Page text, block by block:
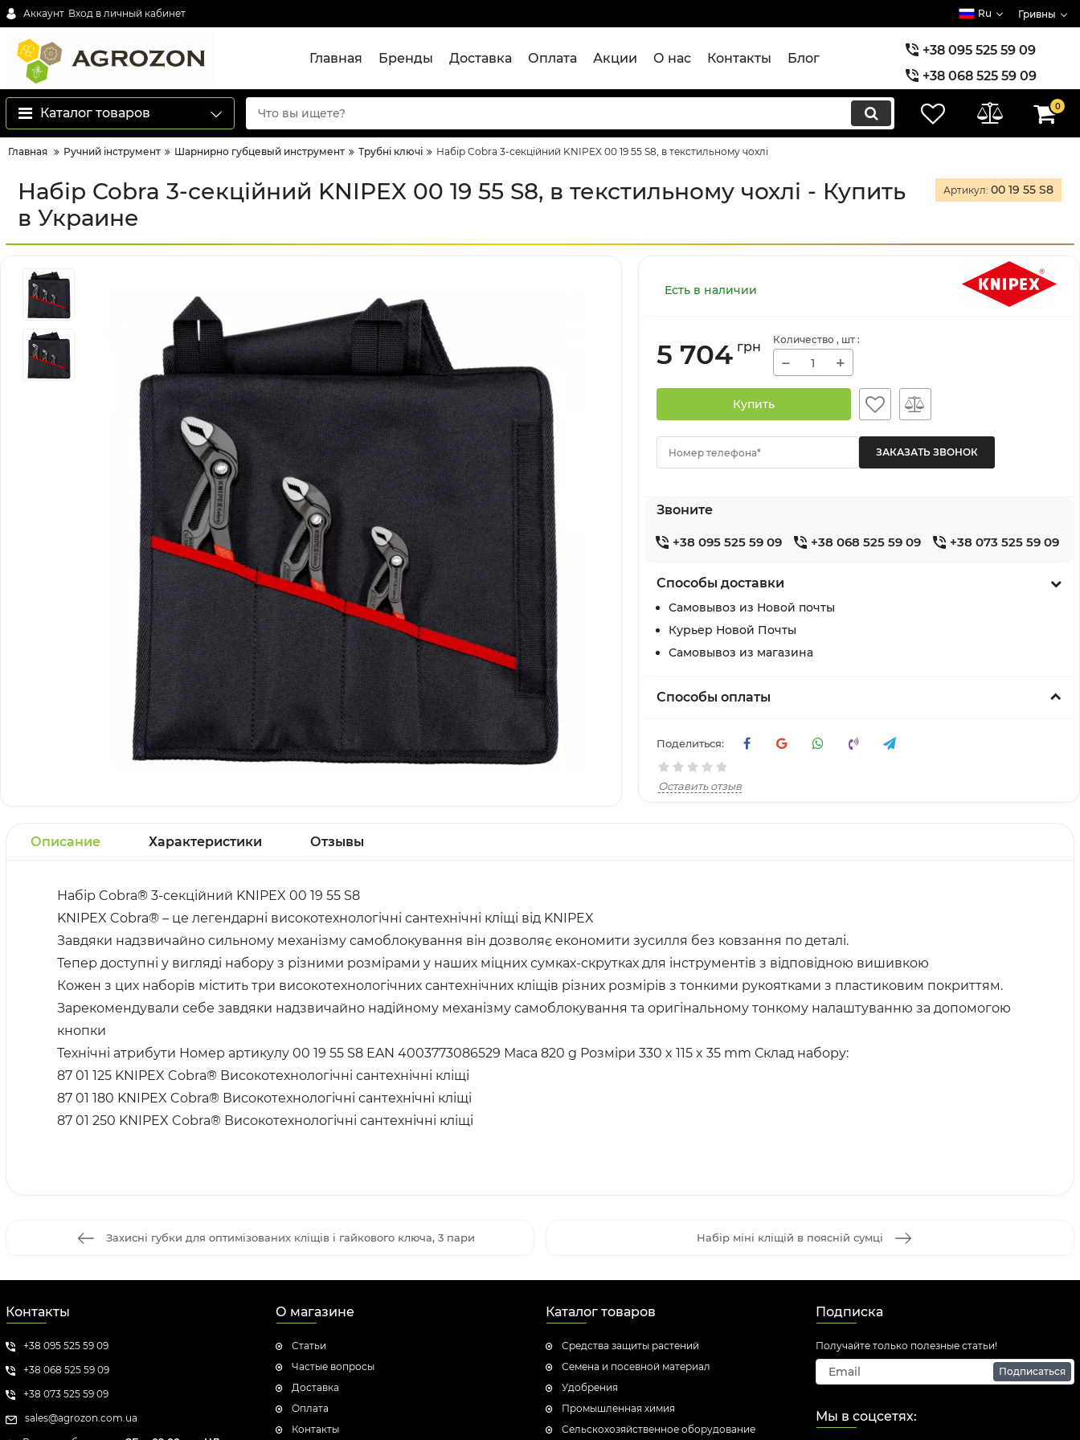
Аккаунт Вход в личный кабинет Ru Гривны
Главная Бренды Доставка Оплата Акции О нас Контакты Блог
+38 095 525 59 09
+38 068 525 59 09
+38 073 525 59 09
Каталог товаров 0
Главная Ручний інструмент Шарнирно губцевый инструмент Трубні ключі Набір Cobra 3-секційний KNIPEX 00 19 55 S8, в текстильному чохлі
Набір Cobra 3-секційний KNIPEX 00 19 55 S8, в текстильному чохлі - Купить
в Украине
Артикул: 00 19 55 S8
Есть в наличии
5 704 грн Количество , шт :
− +
Купить
Номер телефона*
Звоните
+38 095 525 59 09 +38 068 525 59 09 +38 073 525 59 09
Способы доставки
Самовывоз из Новой почты
Курьер Новой Почты
Самовывоз из магазина
Способы оплаты
Поделиться:
Оставить отзыв
Описание Характеристики Отзывы
Набір Cobra® 3-секційний KNIPEX 00 19 55 S8
KNIPEX Cobra® – це легендарні високотехнологічні сантехнічні кліщі від KNIPEX
Завдяки надзвичайно сильному механізму самоблокування він дозволяє економити зусилля без ковзання по деталі.
Тепер доступні у вигляді набору з різними розмірами у наших міцних сумках-скрутках для інструментів з відповідною вишивкою
Кожен з цих наборів містить три високотехнологічних сантехнічних кліщів різних розмірів з тонкими рукоятками з пластиковим покриттям.
Зарекомендували себе завдяки надзвичайно надійному механізму самоблокування та оригінальному тонкому налаштуванню за допомогою
кнопки
Технічні атрибути Номер артикулу 00 19 55 S8 EAN 4003773086529 Маса 820 g Розміри 330 x 115 x 35 mm Склад набору:
87 01 125 KNIPEX Cobra® Високотехнологічні сантехнічні кліщі
87 01 180 KNIPEX Cobra® Високотехнологічні сантехнічні кліщі
87 01 250 KNIPEX Cobra® Високотехнологічні сантехнічні кліщі
Захисні губки для оптимізованих кліщів і гайкового ключа, 3 пари Набір міні кліщій в поясній сумці
Контакты
+38 095 525 59 09
+38 068 525 59 09
+38 073 525 59 09
sales@agrozon.com.ua
О магазине
Статьи
Частые вопросы
Доставка
Оплата
Контакты
Каталог товаров
Средства защиты растений
Семена и посевной материал
Удобрения
Промышленная химия
Сельскохозяйственное оборудование
Подписка
Получайте только полезные статьи!
Подписаться
Мы в соцсетях: